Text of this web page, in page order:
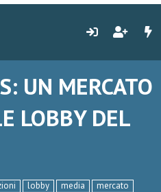
UN MERCATO
LOBBY DEL
lobby media
mercato